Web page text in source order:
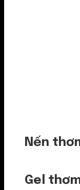
Nến
Gel